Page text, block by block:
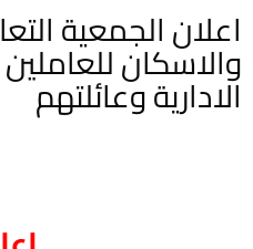
اعلان الجمعية
والاسكان للعاملين
الادارية وعائلتهم